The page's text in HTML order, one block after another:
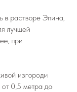
в растворе Эпина,
лучшей
при
изгороди
0,5 метра до